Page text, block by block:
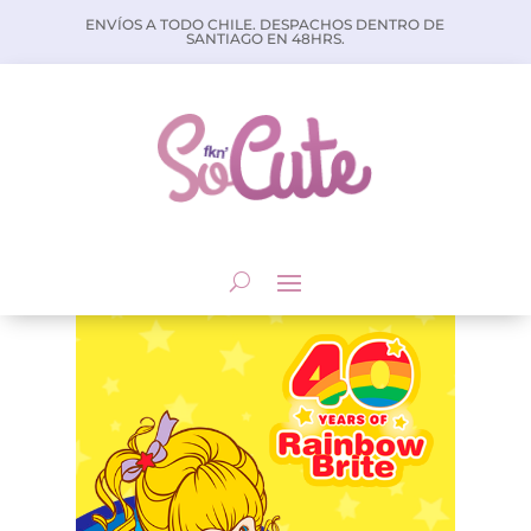
ENVÍOS A TODO CHILE. DESPACHOS DENTRO DE
SANTIAGO EN 48HRS.